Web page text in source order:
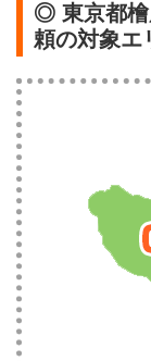
◎ 東京都檜
頼の対象エ